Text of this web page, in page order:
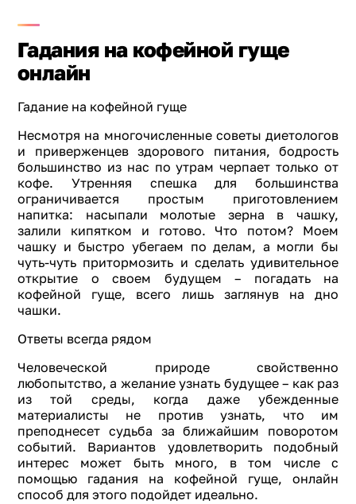
Гадания на кофейной гуще
онлайн
Гадание на кофейной гуще
Несмотря на многочисленные советы диетологов
и приверженцев здорового питания, бодрость
большинство из нас по утрам черпает только от
кофе. Утренняя спешка для большинства
ограничивается простым приготовлением
напитка: насыпали молотые зерна в чашку,
залили кипятком и готово. Что потом? Моем
чашку и быстро убегаем по делам, а могли бы
чуть-чуть притормозить и сделать удивительное
открытие о своем будущем – погадать на
кофейной гуще, всего лишь заглянув на дно
чашки.
Ответы всегда рядом
Человеческой природе свойственно
любопытство, а желание узнать будущее – как раз
из той среды, когда даже убежденные
материалисты не против узнать, что им
преподнесет судьба за ближайшим поворотом
событий. Вариантов удовлетворить подобный
интерес может быть много, в том числе с
помощью гадания на кофейной гуще, онлайн
способ для этого подойдет идеально.